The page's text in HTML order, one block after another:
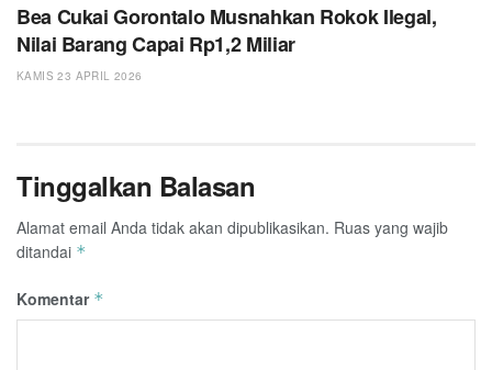
Bea Cukai Gorontalo Musnahkan Rokok Ilegal,
Nilai Barang Capai Rp1,2 Miliar
KAMIS 23 APRIL 2026
Tinggalkan Balasan
Alamat email Anda tidak akan dipublikasikan. Ruas yang wajib
ditandai *
Komentar *